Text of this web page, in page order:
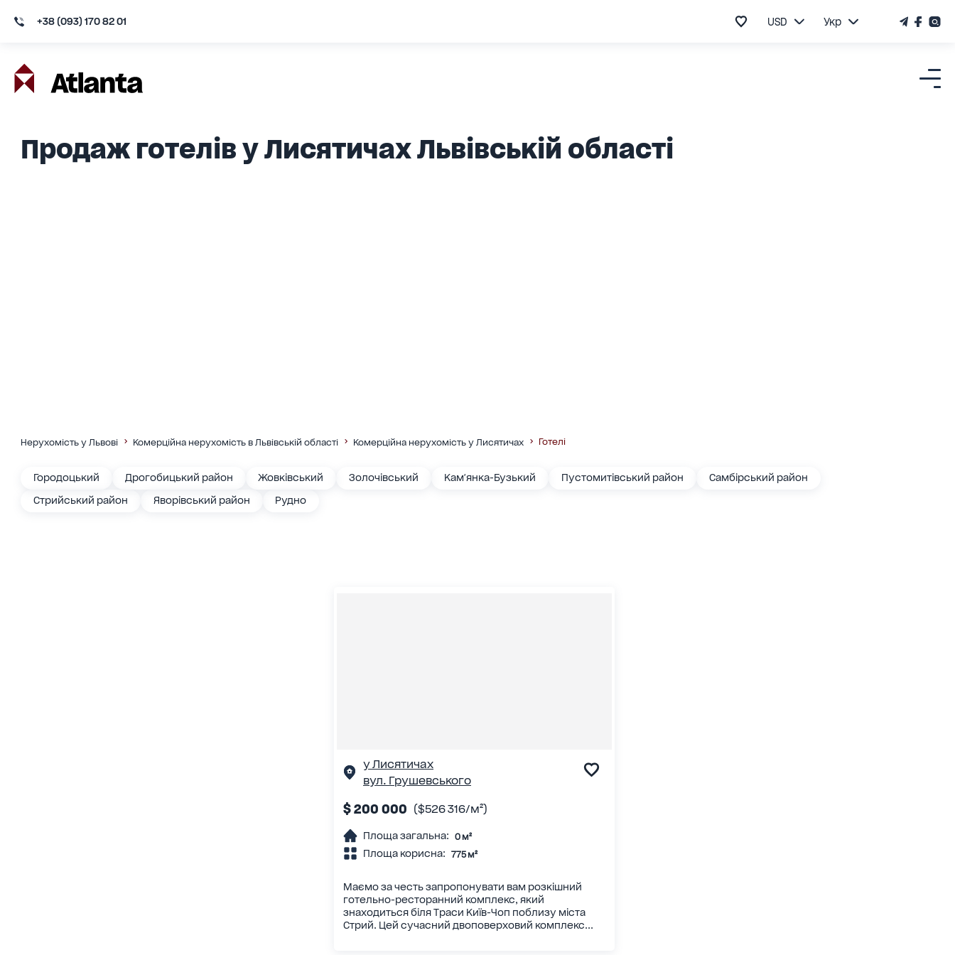
+38 (093) 170 82 01 USD Укр
Продаж готелів у Лисятичах Львівській області
Нерухомість у Львові Комерційна нерухомість в Львівській області Комерційна нерухомість у Лисятичах Готелі
Городоцький Дрогобицький район Жовківський Золочівський Кам'янка-Бузький Пустомитівський район
Самбірський район
Стрийський район
Яворівський район Рудно
у Лисятичах
вул. Грушевського
$ 200 000 ($526 316/м²)
Площа загальна: 0 м²
Площа корисна: 775 м²
Маємо за честь запропонувати вам розкішний
готельно-ресторанний комплекс, який
знаходиться біля Траси Київ-Чоп поблизу міста
Стрий. Цей сучасний двоповерховий комплекс...